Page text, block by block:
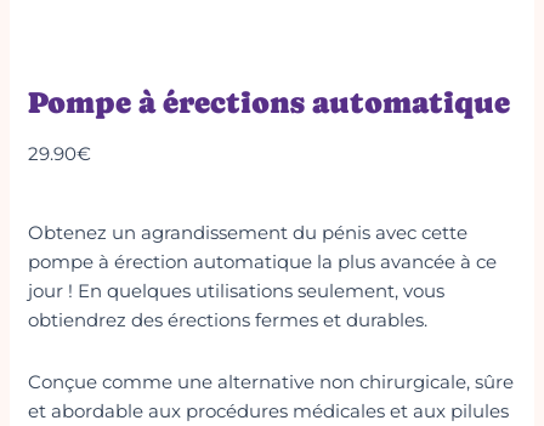
Pompe à érections automatique
29.90€
Obtenez un agrandissement du pénis avec cette
pompe à érection automatique la plus avancée à ce
jour ! En quelques utilisations seulement, vous
obtiendrez des érections fermes et durables.
Conçue comme une alternative non chirurgicale, sûre
et abordable aux procédures médicales et aux pilules